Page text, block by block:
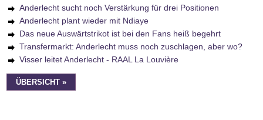
Anderlecht sucht noch Verstärkung für drei Positionen
Anderlecht plant wieder mit Ndiaye
Das neue Auswärtstrikot ist bei den Fans heiß begehrt
Transfermarkt: Anderlecht muss noch zuschlagen, aber wo?
Visser leitet Anderlecht - RAAL La Louvière
ÜBERSICHT »